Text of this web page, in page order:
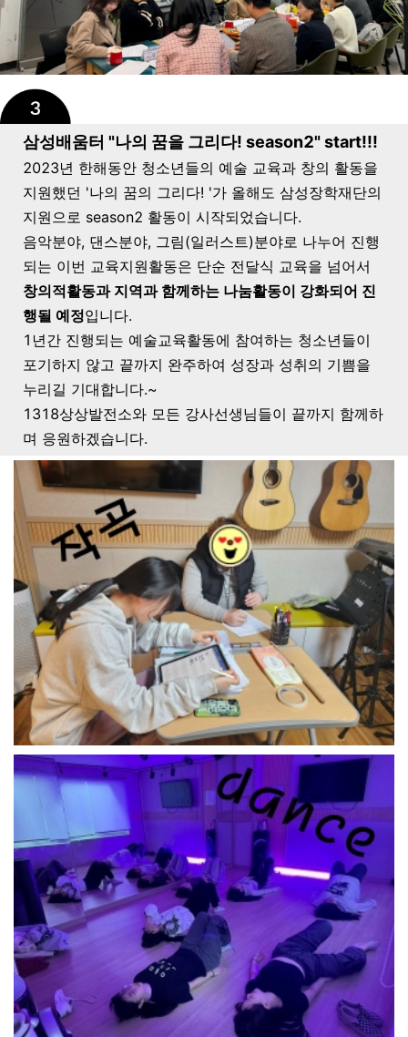
삼성배움터 "나의 꿈을 그리다! season2" start!!!
2023년 한해동안 청소년들의 예술 교육과 창의 활동을
지원했던 '나의 꿈의 그리다! '가 올해도 삼성장학재단의
지원으로 season2 활동이 시작되었습니다.
음악분야, 댄스분야, 그림(일러스트)분야로 나누어 진행
되는 이번 교육지원활동은 단순 전달식 교육을 넘어서
창의적활동과 지역과 함께하는 나눔활동이 강화되어 진
행될 예정입니다.
1년간 진행되는 예술교육활동에 참여하는 청소년들이
포기하지 않고 끝까지 완주하여 성장과 성취의 기쁨을
누리길 기대합니다.~
1318상상발전소와 모든 강사선생님들이 끝까지 함께하
며 응원하겠습니다.